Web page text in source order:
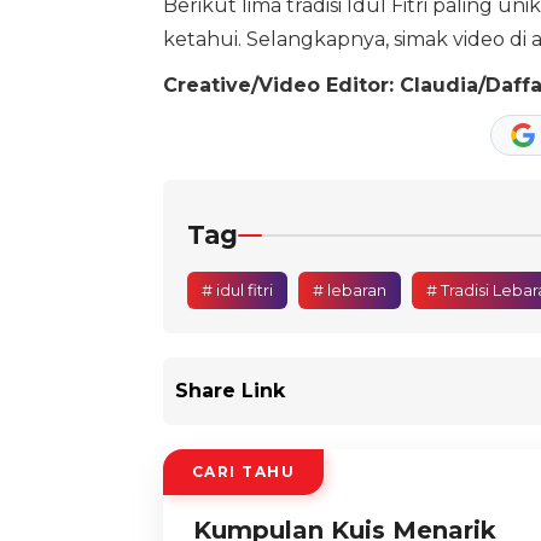
Berikut lima tradisi Idul Fitri paling
ketahui. Selangkapnya, simak video di
Creative/Video Editor: Claudia/Daffa
Tag
# idul fitri # lebaran # Tradisi
Share Link
CARI TAHU
Kumpulan Kuis Menarik